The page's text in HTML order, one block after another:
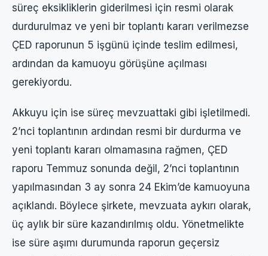
süreç eksikliklerin giderilmesi için resmi olarak
durdurulmaz ve yeni bir toplantı kararı verilmezse
ÇED raporunun 5 işgünü içinde teslim edilmesi,
ardından da kamuoyu görüşüne açılması
gerekiyordu.
Akkuyu için ise süreç mevzuattaki gibi işletilmedi.
2’nci toplantının ardından resmi bir durdurma ve
yeni toplantı kararı olmamasına rağmen, ÇED
raporu Temmuz sonunda değil, 2’nci toplantının
yapılmasından 3 ay sonra 24 Ekim’de kamuoyuna
açıklandı. Böylece şirkete, mevzuata aykırı olarak,
üç aylık bir süre kazandırılmış oldu. Yönetmelikte
ise süre aşımı durumunda raporun geçersiz